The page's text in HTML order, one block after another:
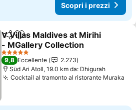
Scopri i prezzi
CondividiAggiungi ai preferiti
V Villas Maldives at Mirihi
- MGallery Collection
5 Stelle
9,8 Eccellente
2.273
Süd Ari Atoll, 19.0 km da: Dhigurah
Cocktail al tramonto al ristorante Muraka